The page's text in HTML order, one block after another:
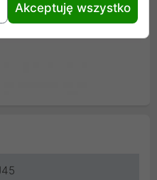
Akceptuję wszystko